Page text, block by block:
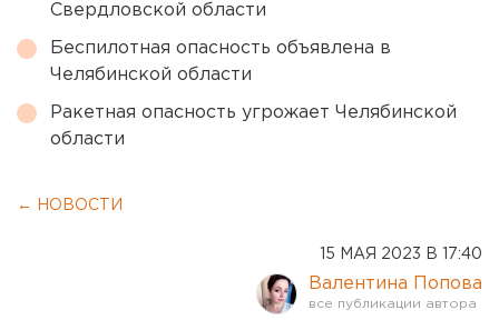
Свердловской области
Беспилотная опасность объявлена в
Челябинской области
Ракетная опасность угрожает Челябинской
области
← НОВОСТИ
15 МАЯ 2023 В 17:40
Валентина Попова